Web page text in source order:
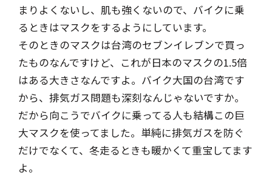
まりよくないし、肌も強くないので、バイクに乗
るときはマスクをするようにしています。
そのときのマスクは台湾のセブンイレブンで買っ
たものなんですけど、これが日本のマスクの1.5倍
はある大きさなんですよ。バイク大国の台湾です
から、排気ガス問題も深刻なんじゃないですか。
だから向こうでバイクに乗ってる人も結構この巨
大マスクを使ってました。単純に排気ガスを防ぐ
だけでなくて、冬走るときも暖かくて重宝してます
よ。